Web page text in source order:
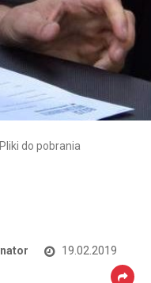
brightness_low
Pliki do pobrania
19.02.2019